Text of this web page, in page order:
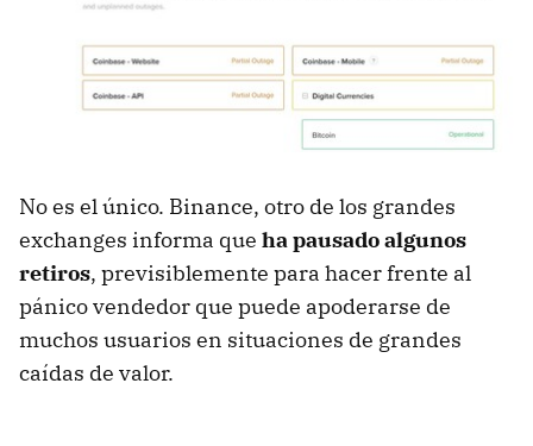
No es el único. Binance, otro de los grandes
exchanges informa que ha pausado algunos
retiros, previsiblemente para hacer frente al
pánico vendedor que puede apoderarse de
muchos usuarios en situaciones de grandes
caídas de valor.